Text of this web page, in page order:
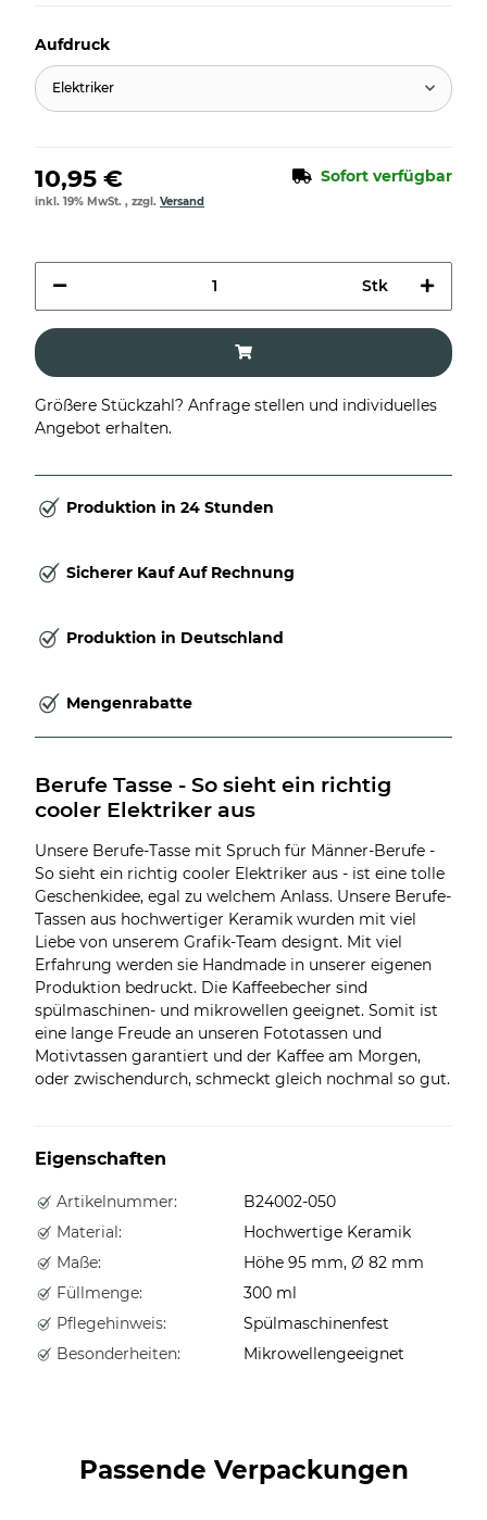
Aufdruck
Elektriker
10,95 € Sofort verfügbar
inkl. 19% MwSt. , zzgl. Versand
Stk
Größere Stückzahl? Anfrage stellen und individuelles
Angebot erhalten.
Produktion in 24 Stunden
Sicherer Kauf Auf Rechnung
Produktion in Deutschland
Mengenrabatte
Berufe Tasse - So sieht ein richtig
cooler Elektriker aus
Unsere Berufe-Tasse mit Spruch für Männer-Berufe -
So sieht ein richtig cooler Elektriker aus - ist eine tolle
Geschenkidee, egal zu welchem Anlass. Unsere Berufe-
Tassen aus hochwertiger Keramik wurden mit viel
Liebe von unserem Grafik-Team designt. Mit viel
Erfahrung werden sie Handmade in unserer eigenen
Produktion bedruckt. Die Kaffeebecher sind
spülmaschinen- und mikrowellen geeignet. Somit ist
eine lange Freude an unseren Fototassen und
Motivtassen garantiert und der Kaffee am Morgen,
oder zwischendurch, schmeckt gleich nochmal so gut.
Eigenschaften
Artikelnummer:
B24002-050
Material:
Hochwertige Keramik
Maße:
Höhe 95 mm, Ø 82 mm
Füllmenge:
300 ml
Pflegehinweis:
Spülmaschinenfest
Besonderheiten:
Mikrowellengeeignet
Passende Verpackungen